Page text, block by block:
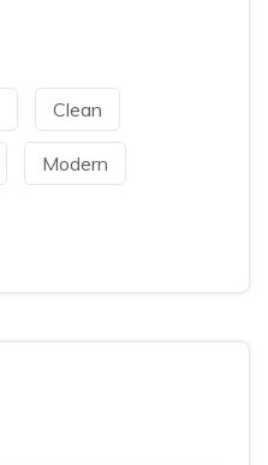
Clean
Modern